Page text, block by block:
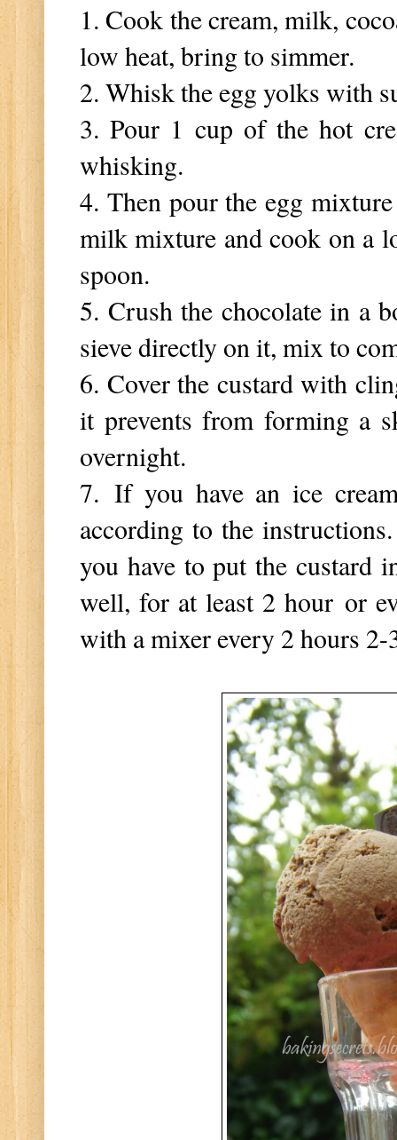
1. Cook the cream, milk,
low heat, bring to simmer.
2. Whisk the egg yolks with
3. Pour 1 cup of the hot
whisking.
4. Then pour the egg
milk mixture and cook on a
spoon.
5. Crush the chocolate in a
sieve directly on it, mix to
6. Cover the custard with
it prevents from forming a
overnight.
7. If you have an ice
according to the
you have to put the custard
well, for at least 2 hour or
with a mixer every 2 hours